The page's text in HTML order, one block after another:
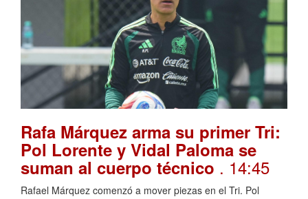
Rafa Márquez arma su primer Tri:
Pol Lorente y Vidal Paloma se
suman al cuerpo técnico . 14:45
Rafael Márquez comenzó a mover piezas en el Tri. Pol